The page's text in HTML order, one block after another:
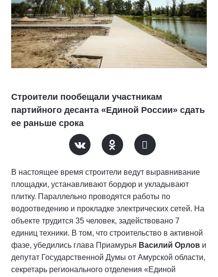
Строители пообещали участникам
партийного десанта «Единой России» сдать
ее раньше срока
В настоящее время строители ведут выравнивание
площадки, устанавливают бордюр и укладывают
плитку. Параллельно проводятся работы по
водоотведению и прокладке электрических сетей. На
объекте трудится 35 человек, задействовано 7
единиц техники. В том, что строительство в активной
фазе, убедились глава Приамурья Василий Орлов и
депутат Государственной Думы от Амурской области,
секретарь регионального отделения «Единой